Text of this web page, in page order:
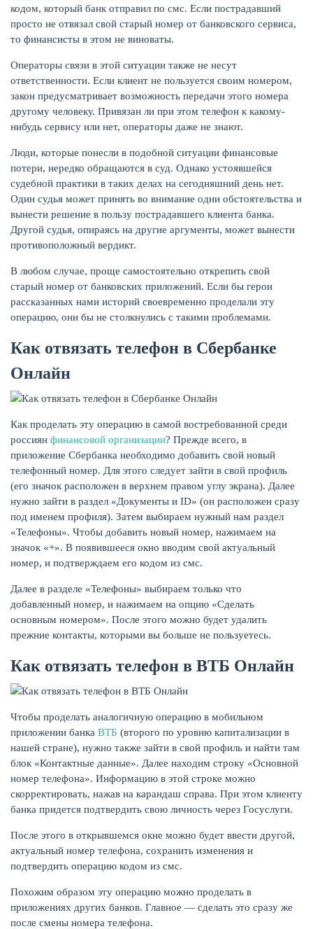
кодом, который банк отправил по смс. Если пострадавший
просто не отвязал свой старый номер от банковского сервиса,
то финансисты в этом не виноваты.
Операторы связи в этой ситуации также не несут
ответственности. Если клиент не пользуется своим номером,
закон предусматривает возможность передачи этого номера
другому человеку. Привязан ли при этом телефон к какому-
нибудь сервису или нет, операторы даже не знают.
Люди, которые понесли в подобной ситуации финансовые
потери, нередко обращаются в суд. Однако устоявшейся
судебной практики в таких делах на сегодняшний день нет.
Один судья может принять во внимание одни обстоятельства и
вынести решение в пользу пострадавшего клиента банка.
Другой судья, опираясь на другие аргументы, может вынести
противоположный вердикт.
В любом случае, проще самостоятельно открепить свой
старый номер от банковских приложений. Если бы герои
рассказанных нами историй своевременно проделали эту
операцию, они бы не столкнулись с такими проблемами.
Как отвязать телефон в Сбербанке
Онлайн
Как проделать эту операцию в самой востребованной среди
россиян финансовой организации? Прежде всего, в
приложение Сбербанка необходимо добавить свой новый
телефонный номер. Для этого следует зайти в свой профиль
(его значок расположен в верхнем правом углу экрана). Далее
нужно зайти в раздел «Документы и ID» (он расположен сразу
под именем профиля). Затем выбираем нужный нам раздел
«Телефоны». Чтобы добавить новый номер, нажимаем на
значок «+». В появившееся окно вводим свой актуальный
номер, и подтверждаем его кодом из смс.
Далее в разделе «Телефоны» выбираем только что
добавленный номер, и нажимаем на опцию «Сделать
основным номером». После этого можно будет удалить
прежние контакты, которыми вы больше не пользуетесь.
Как отвязать телефон в ВТБ Онлайн
Чтобы проделать аналогичную операцию в мобильном
приложении банка ВТБ (второго по уровню капитализации в
нашей стране), нужно также зайти в свой профиль и найти там
блок «Контактные данные». Далее находим строку «Основной
номер телефона». Информацию в этой строке можно
скорректировать, нажав на карандаш справа. При этом клиенту
банка придется подтвердить свою личность через Госуслуги.
После этого в открывшемся окне можно будет ввести другой,
актуальный номер телефона, сохранить изменения и
подтвердить операцию кодом из смс.
Похожим образом эту операцию можно проделать в
приложениях других банков. Главное — сделать это сразу же
после смены номера телефона.